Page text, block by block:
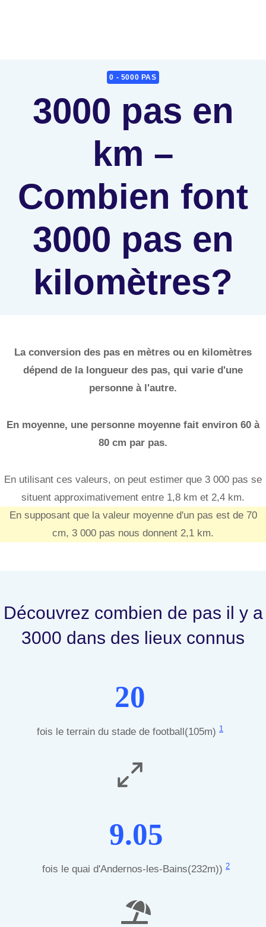
0 - 5000 PAS
3000 pas en
km –
Combien font
3000 pas en
kilomètres?
La conversion des pas en mètres ou en kilomètres
dépend de la longueur des pas, qui varie d'une
personne à l'autre.
En moyenne, une personne moyenne fait environ 60 à
80 cm par pas.
En utilisant ces valeurs, on peut estimer que 3 000 pas se
situent approximativement entre 1,8 km et 2,4 km.
En supposant que la valeur moyenne d'un pas est de 70
cm, 3 000 pas nous donnent 2,1 km.
Découvrez combien de pas il y a
3000 dans des lieux connus
20
fois le terrain du stade de football(105m) 1
9.05
fois le quai d'Andernos-les-Bains(232m)) 2